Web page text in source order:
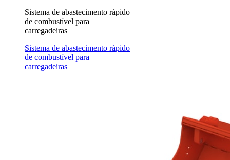
Sistema de abastecimento rápido
de combustível para
carregadeiras
Sistema de abastecimento rápido
de combustível para
carregadeiras